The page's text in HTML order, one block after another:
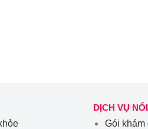
DỊCH VỤ
Gói khám